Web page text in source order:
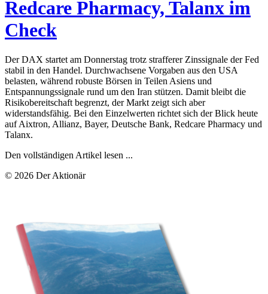
Redcare Pharmacy, Talanx im
Check
Der DAX startet am Donnerstag trotz strafferer Zinssignale der Fed
stabil in den Handel. Durchwachsene Vorgaben aus den USA
belasten, während robuste Börsen in Teilen Asiens und
Entspannungssignale rund um den Iran stützen. Damit bleibt die
Risikobereitschaft begrenzt, der Markt zeigt sich aber
widerstandsfähig. Bei den Einzelwerten richtet sich der Blick heute
auf Aixtron, Allianz, Bayer, Deutsche Bank, Redcare Pharmacy und
Talanx.
Den vollständigen Artikel lesen ...
© 2026 Der Aktionär